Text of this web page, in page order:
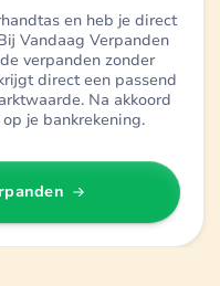
en heb je direct
Vandaag Verpanden
verpanden zonder
direct een passend
Na akkoord
je bankrekening.